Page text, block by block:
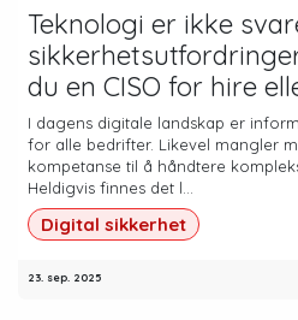
Teknologi er ikke
du en CISO for hire
I dagens digitale landskap er
for alle bedrifter. Likevel mangler
kompetanse til å håndtere
Heldigvis finnes det l...
Digital sikkerhet
23. sep. 2025